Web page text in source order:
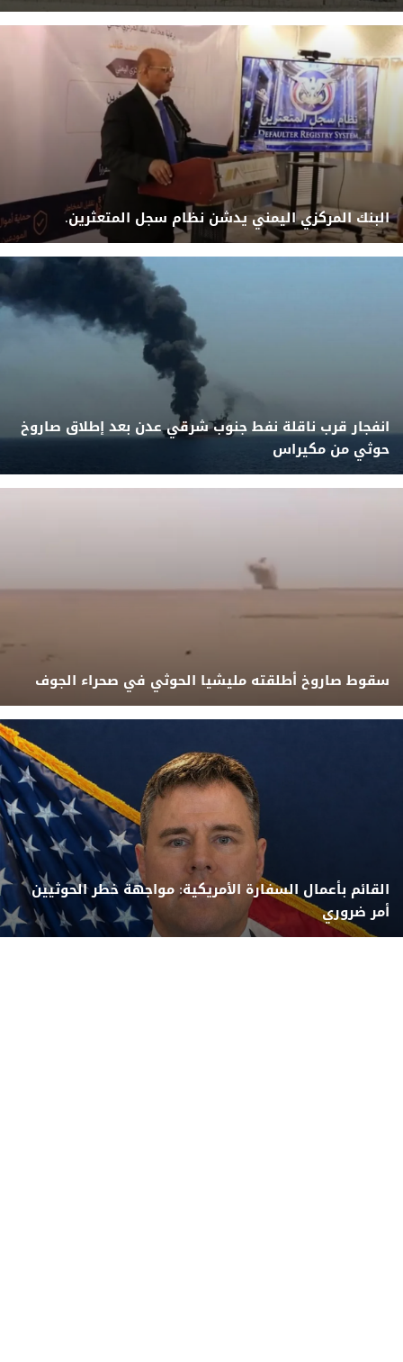
البنك المركزي اليمني يدشن نظام سجل المتعثرين.
انفجار قرب ناقلة نفط جنوب شرقي عدن بعد إطلاق صاروخ
حوثي من مكيراس
سقوط صاروخ أطلقته مليشيا الحوثي في صحراء الجوف
القائم بأعمال السفارة الأمريكية: مواجهة خطر الحوثيين
أمر ضروري